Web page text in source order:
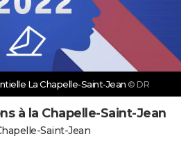
La Chapelle-Saint-Jean © DR
à la Chapelle-Saint-Jean
Saint-Jean